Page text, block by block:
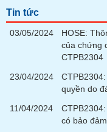
Tin tức
03/05/2024
HOSE:
của chứng
CTPB2304
23/04/2024
quyền do
11/04/2024
có bảo đảm